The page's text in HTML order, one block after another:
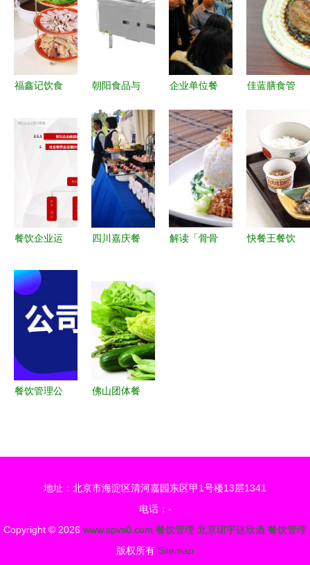
福鑫记饮食
餐饮管理的
系统化智慧
朝阳食品与
融合提升餐
饮食材供应
链实力
企业单位餐
提升园区配
餐与食堂承
包效能的关
键路径
佳蓝膳食管
餐饮管理领
航者
餐饮企业运
模块一 · 餐
四川嘉庆餐
公司 专业
餐饮供应与
一站式管理
服务
解读「骨骨
快餐王餐饮
餐饮管理公
佛山团体餐
运营效率？
地址：北京市海淀区清河嘉园东区甲1号楼13层1341
电话：-
Copyright © 2026 www.spvs0.com 餐饮管理 北京珺宇达欣酒 餐饮管理
版权所有 Sitemap